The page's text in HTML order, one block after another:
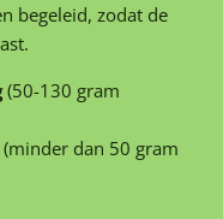
begeleid, zodat de
(50-130 gram
dan 50 gram